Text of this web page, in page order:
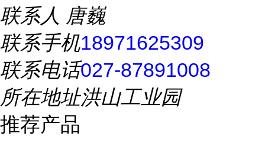
联系人 唐巍
联系手机18971625309
联系电话027-87891008
所在地址洪山工业园
推荐产品